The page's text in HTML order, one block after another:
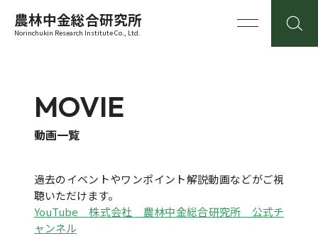
農林中金総合研究所
Norinchukin Research Institute Co., Ltd.
MOVIE
動画一覧
過去のイベントやワンポイント解説動画などがご視
聴いただけます。
YouTube 株式会社 農林中金総合研究所 公式チ
ャンネル